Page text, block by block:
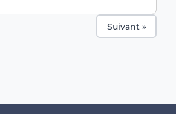
Suivant »